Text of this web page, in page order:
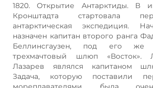
1820. Открытие Антарктиды. В
Кронштадта стартовала
антарктическая экспедиция.
назначен капитан второго ранга
Беллинсгаузен, под его же
трехмачтовый шлюп «Восток».
Лазарев являлся капитаном
Задача, которую поставили